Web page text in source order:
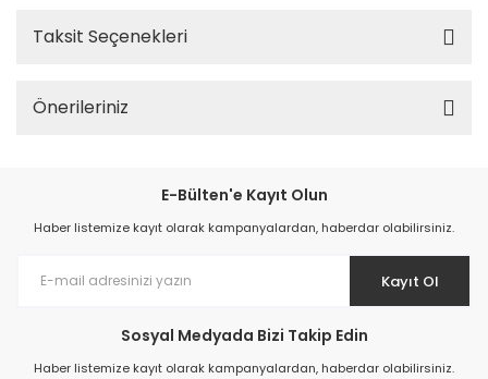
Taksit Seçenekleri
Önerileriniz
E-Bülten'e Kayıt Olun
Haber listemize kayıt olarak kampanyalardan, haberdar olabilirsiniz.
Kayıt Ol
Sosyal Medyada Bizi Takip Edin
Haber listemize kayıt olarak kampanyalardan, haberdar olabilirsiniz.